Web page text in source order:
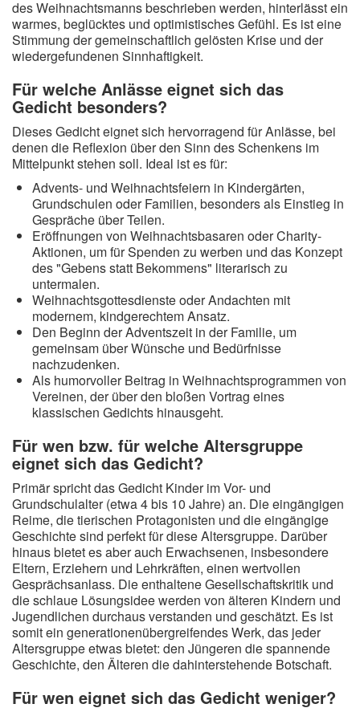
des Weihnachtsmanns beschrieben werden, hinterlässt ein
warmes, beglücktes und optimistisches Gefühl. Es ist eine
Stimmung der gemeinschaftlich gelösten Krise und der
wiedergefundenen Sinnhaftigkeit.
Für welche Anlässe eignet sich das
Gedicht besonders?
Dieses Gedicht eignet sich hervorragend für Anlässe, bei
denen die Reflexion über den Sinn des Schenkens im
Mittelpunkt stehen soll. Ideal ist es für:
Advents- und Weihnachtsfeiern in Kindergärten,
Grundschulen oder Familien, besonders als Einstieg in
Gespräche über Teilen.
Eröffnungen von Weihnachtsbasaren oder Charity-
Aktionen, um für Spenden zu werben und das Konzept
des "Gebens statt Bekommens" literarisch zu
untermalen.
Weihnachtsgottesdienste oder Andachten mit
modernem, kindgerechtem Ansatz.
Den Beginn der Adventszeit in der Familie, um
gemeinsam über Wünsche und Bedürfnisse
nachzudenken.
Als humorvoller Beitrag in Weihnachtsprogrammen von
Vereinen, der über den bloßen Vortrag eines
klassischen Gedichts hinausgeht.
Für wen bzw. für welche Altersgruppe
eignet sich das Gedicht?
Primär spricht das Gedicht Kinder im Vor- und
Grundschulalter (etwa 4 bis 10 Jahre) an. Die eingängigen
Reime, die tierischen Protagonisten und die eingängige
Geschichte sind perfekt für diese Altersgruppe. Darüber
hinaus bietet es aber auch Erwachsenen, insbesondere
Eltern, Erziehern und Lehrkräften, einen wertvollen
Gesprächsanlass. Die enthaltene Gesellschaftskritik und
die schlaue Lösungsidee werden von älteren Kindern und
Jugendlichen durchaus verstanden und geschätzt. Es ist
somit ein generationenübergreifendes Werk, das jeder
Altersgruppe etwas bietet: den Jüngeren die spannende
Geschichte, den Älteren die dahinterstehende Botschaft.
Für wen eignet sich das Gedicht weniger?